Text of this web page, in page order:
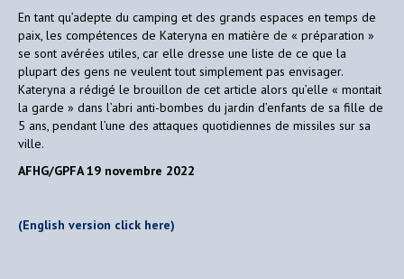
En tant qu’adepte du camping et des grands espaces en temps de
paix, les compétences de Kateryna en matière de « préparation »
se sont avérées utiles, car elle dresse une liste de ce que la
plupart des gens ne veulent tout simplement pas envisager.
Kateryna a rédigé le brouillon de cet article alors qu’elle « montait
la garde » dans l’abri anti-bombes du jardin d’enfants de sa fille de
5 ans, pendant l’une des attaques quotidiennes de missiles sur sa
ville.
AFHG/GPFA 19 novembre 2022
(English version click here)